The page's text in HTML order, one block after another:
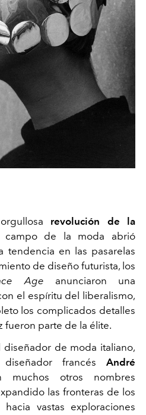
revolución de la
de la moda abrió
tendencia en las pasarelas
de diseño futurista, los
Age anunciaron una
el espíritu del liberalismo,
los complicados detalles
fueron parte de la élite.
de moda italiano,
francés André
muchos otros nombres
las fronteras de los
vastas exploraciones